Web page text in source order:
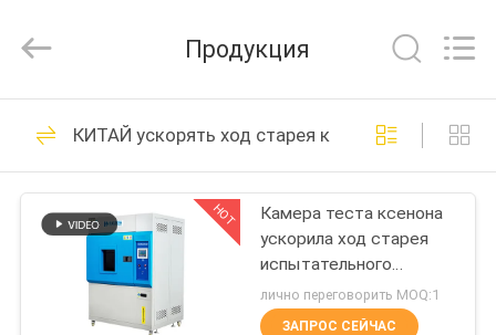
ДОМОЙ
ПРОДУКЦИЯ
ВИДЕОЗАПИСИ
Reserved.
Машины
лабораторного
исследования
80
Продукция
КИТАЙ ускорять ход старея камера
HOT
Камера теста ксенона
ускорила ход старея
испытательного
оборудования камеры
экологического
лично переговорить MOQ:1
ЗАПРОС СЕЙЧАС